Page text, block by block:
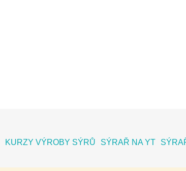
KURZY VÝROBY SÝRŮ SÝRAŘ NA YT